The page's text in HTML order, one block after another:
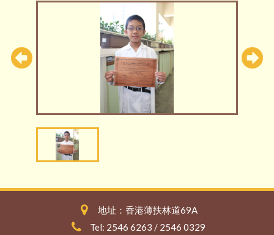
地址：香港薄扶林道69A
Tel: 2546 6263 / 2546 0329